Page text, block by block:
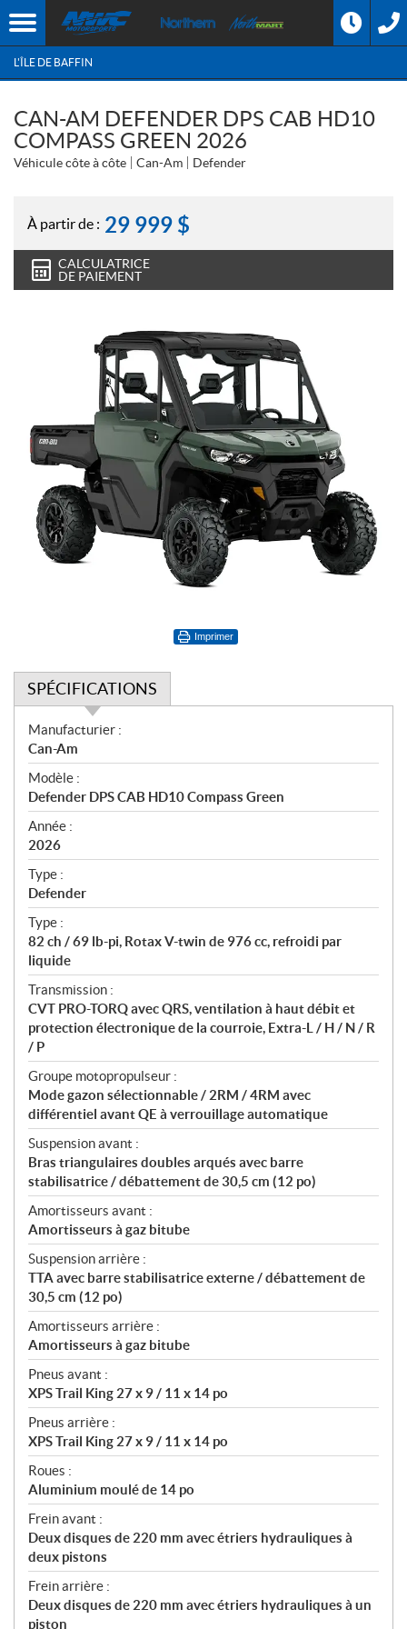
L'ÎLE DE BAFFIN
CAN-AM DEFENDER DPS CAB HD10
COMPASS GREEN 2026
Véhicule côte à côte Can-Am Defender
À partir de : 29 999 $
CALCULATRICE
DE PAIEMENT
Imprimer
SPÉCIFICATIONS
S
p
é
c
i
f
i
c
a
t
i
o
n
s
Manufacturier :
Can-Am
Modèle :
Defender DPS CAB HD10 Compass Green
Année :
2026
Type :
Defender
Type :
82 ch / 69 lb-pi, Rotax V-twin de 976 cc, refroidi par
liquide
Transmission :
CVT PRO-TORQ avec QRS, ventilation à haut débit et
protection électronique de la courroie, Extra-L / H / N / R
/ P
Groupe motopropulseur :
Mode gazon sélectionnable / 2RM / 4RM avec
différentiel avant QE à verrouillage automatique
Suspension avant :
Bras triangulaires doubles arqués avec barre
stabilisatrice / débattement de 30,5 cm (12 po)
Amortisseurs avant :
Amortisseurs à gaz bitube
Suspension arrière :
TTA avec barre stabilisatrice externe / débattement de
30,5 cm (12 po)
Amortisseurs arrière :
Amortisseurs à gaz bitube
Pneus avant :
XPS Trail King 27 x 9 / 11 x 14 po
Pneus arrière :
XPS Trail King 27 x 9 / 11 x 14 po
Roues :
Aluminium moulé de 14 po
Frein avant :
Deux disques de 220 mm avec étriers hydrauliques à
deux pistons
Frein arrière :
Deux disques de 220 mm avec étriers hydrauliques à un
piston